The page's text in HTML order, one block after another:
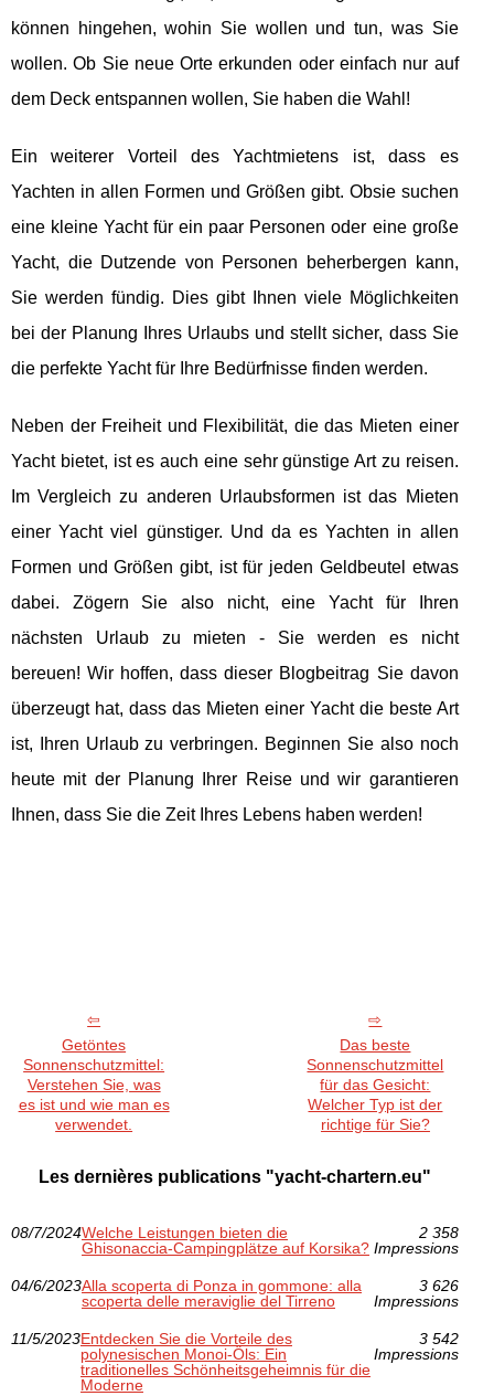
können hingehen, wohin Sie wollen und tun, was Sie
wollen. Ob Sie neue Orte erkunden oder einfach nur auf
dem Deck entspannen wollen, Sie haben die Wahl!
Ein weiterer Vorteil des Yachtmietens ist, dass es
Yachten in allen Formen und Größen gibt. Obsie suchen
eine kleine Yacht für ein paar Personen oder eine große
Yacht, die Dutzende von Personen beherbergen kann,
Sie werden fündig. Dies gibt Ihnen viele Möglichkeiten
bei der Planung Ihres Urlaubs und stellt sicher, dass Sie
die perfekte Yacht für Ihre Bedürfnisse finden werden.
Neben der Freiheit und Flexibilität, die das Mieten einer
Yacht bietet, ist es auch eine sehr günstige Art zu reisen.
Im Vergleich zu anderen Urlaubsformen ist das Mieten
einer Yacht viel günstiger. Und da es Yachten in allen
Formen und Größen gibt, ist für jeden Geldbeutel etwas
dabei. Zögern Sie also nicht, eine Yacht für Ihren
nächsten Urlaub zu mieten - Sie werden es nicht
bereuen! Wir hoffen, dass dieser Blogbeitrag Sie davon
überzeugt hat, dass das Mieten einer Yacht die beste Art
ist, Ihren Urlaub zu verbringen. Beginnen Sie also noch
heute mit der Planung Ihrer Reise und wir garantieren
Ihnen, dass Sie die Zeit Ihres Lebens haben werden!
Getöntes
Sonnenschutzmittel:
Verstehen Sie, was
es ist und wie man es
verwendet.
Das beste
Sonnenschutzmittel
für das Gesicht:
Welcher Typ ist der
richtige für Sie?
Les dernières publications "yacht-chartern.eu"
08/7/2024Welche Leistungen bieten die
Ghisonaccia-Campingplätze auf Korsika?
2 358
Impressions
04/6/2023Alla scoperta di Ponza in gommone: alla
scoperta delle meraviglie del Tirreno
3 626
Impressions
11/5/2023Entdecken Sie die Vorteile des
polynesischen Monoi-Öls: Ein
traditionelles Schönheitsgeheimnis für die
Moderne
3 542
Impressions